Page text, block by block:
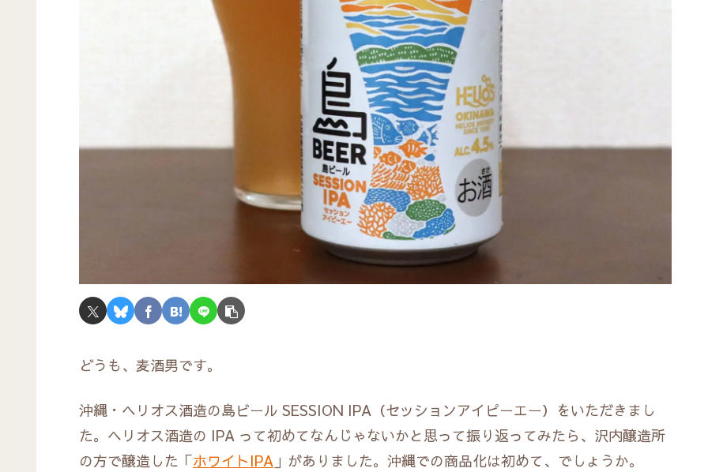
どうも、麦酒男です。
沖縄・ヘリオス酒造の島ビール SESSION IPA（セッションアイピーエー）をいただきまし
た。ヘリオス酒造の IPA って初めてなんじゃないかと思って振り返ってみたら、沢内醸造所
の方で醸造した「ホワイトIPA 」がありました。沖縄での商品化は初めて、でしょうか。